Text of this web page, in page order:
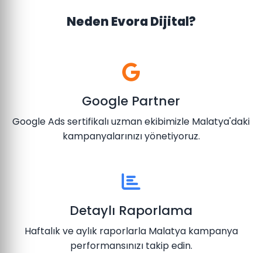
Neden Evora Dijital?
Google Partner
Google Ads sertifikalı uzman ekibimizle Malatya'daki
kampanyalarınızı yönetiyoruz.
Detaylı Raporlama
Haftalık ve aylık raporlarla Malatya kampanya
performansınızı takip edin.